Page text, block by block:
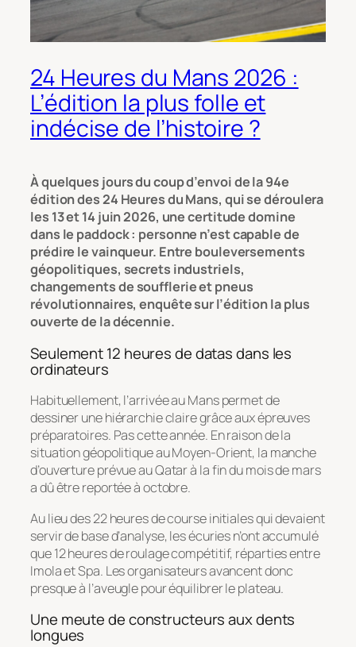
24 Heures du Mans 2026 :
L’édition la plus folle et
indécise de l’histoire ?
À quelques jours du coup d’envoi de la 94e
édition des 24 Heures du Mans, qui se déroulera
les 13 et 14 juin 2026, une certitude domine
dans le paddock : personne n’est capable de
prédire le vainqueur. Entre bouleversements
géopolitiques, secrets industriels,
changements de soufflerie et pneus
révolutionnaires, enquête sur l’édition la plus
ouverte de la décennie.
Seulement 12 heures de datas dans les
ordinateurs
Habituellement, l’arrivée au Mans permet de
dessiner une hiérarchie claire grâce aux épreuves
préparatoires. Pas cette année. En raison de la
situation géopolitique au Moyen-Orient, la manche
d’ouverture prévue au Qatar à la fin du mois de mars
a dû être reportée à octobre.
Au lieu des 22 heures de course initiales qui devaient
servir de base d’analyse, les écuries n’ont accumulé
que 12 heures de roulage compétitif, réparties entre
Imola et Spa. Les organisateurs avancent donc
presque à l’aveugle pour équilibrer le plateau.
Une meute de constructeurs aux dents
longues